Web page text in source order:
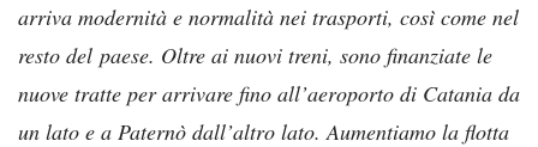
arriva modernità e normalità nei trasporti, così come nel
resto del paese. Oltre ai nuovi treni, sono finanziate le
nuove tratte per arrivare fino all’aeroporto di Catania da
un lato e a Paternò dall’altro lato. Aumentiamo la flotta